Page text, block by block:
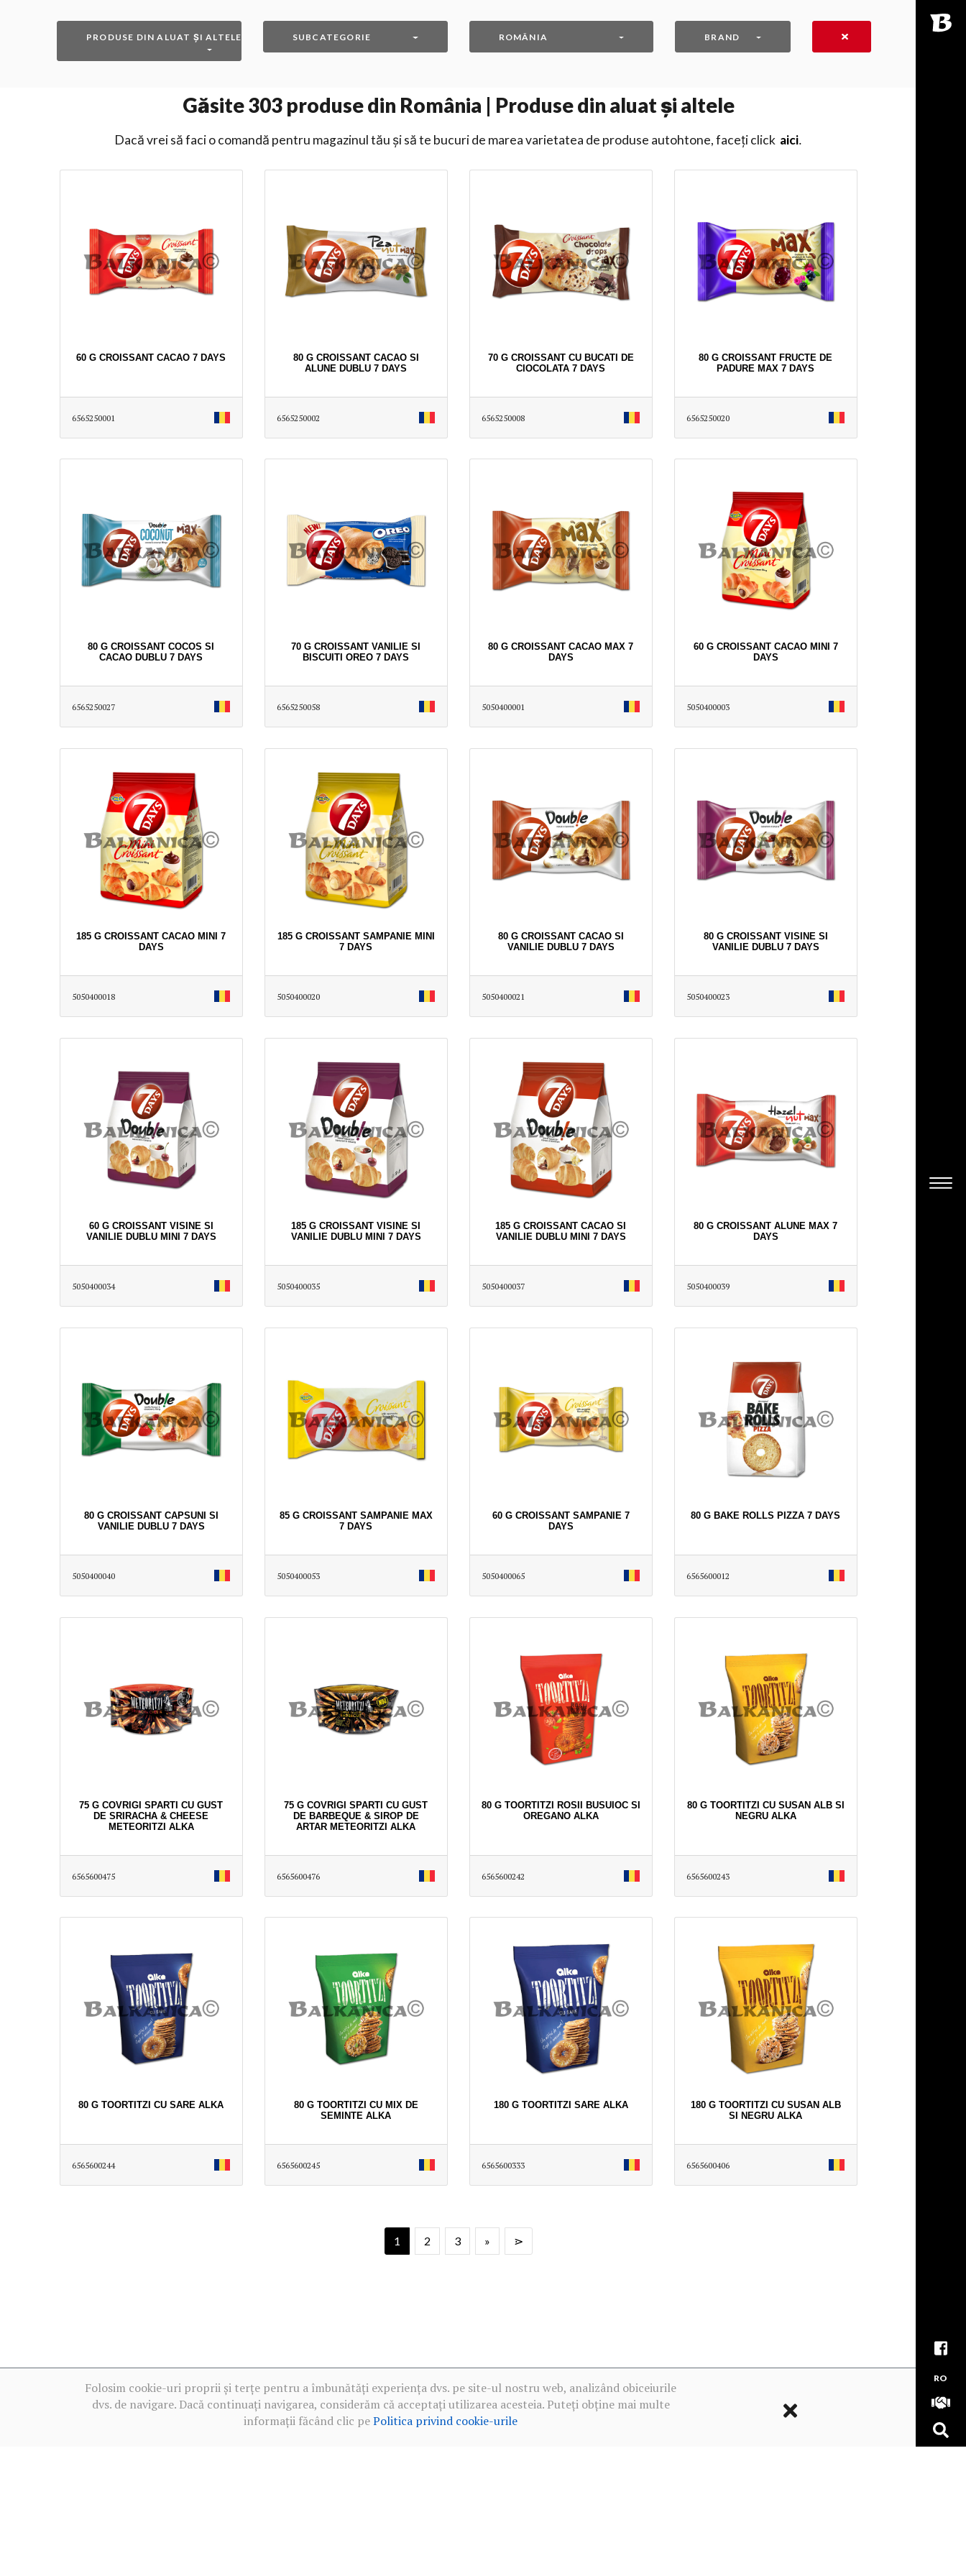
RO
PRODUSE DIN ALUAT ȘI ALTELE SUBCATEGORIE ROMÂNIA BRAND
Găsite303produse din România | Produse din aluat și altele
Dacă vrei să faci o comandă pentru magazinul tău și să te bucuri de marea varietatea de produse autohtone, faceți click aici․
60 G CROISSANT CACAO 7 DAYS
6565250001
80 G CROISSANT CACAO SI
ALUNE DUBLU 7 DAYS
6565250002
70 G CROISSANT CU BUCATI DE
CIOCOLATA 7 DAYS
6565250008
80 G CROISSANT FRUCTE DE
PADURE MAX 7 DAYS
6565250020
80 G CROISSANT COCOS SI
CACAO DUBLU 7 DAYS
6565250027
70 G CROISSANT VANILIE SI
BISCUITI OREO 7 DAYS
6565250058
80 G CROISSANT CACAO MAX 7
DAYS
5050400001
60 G CROISSANT CACAO MINI 7
DAYS
5050400003
185 G CROISSANT CACAO MINI 7
DAYS
5050400018
185 G CROISSANT SAMPANIE MINI
7 DAYS
5050400020
80 G CROISSANT CACAO SI
VANILIE DUBLU 7 DAYS
5050400021
80 G CROISSANT VISINE SI
VANILIE DUBLU 7 DAYS
5050400023
60 G CROISSANT VISINE SI
VANILIE DUBLU MINI 7 DAYS
5050400034
185 G CROISSANT VISINE SI
VANILIE DUBLU MINI 7 DAYS
5050400035
185 G CROISSANT CACAO SI
VANILIE DUBLU MINI 7 DAYS
5050400037
80 G CROISSANT ALUNE MAX 7
DAYS
5050400039
80 G CROISSANT CAPSUNI SI
VANILIE DUBLU 7 DAYS
5050400040
85 G CROISSANT SAMPANIE MAX
7 DAYS
5050400053
60 G CROISSANT SAMPANIE 7
DAYS
5050400065
80 G BAKE ROLLS PIZZA 7 DAYS
6565600012
75 G COVRIGI SPARTI CU GUST
DE SRIRACHA & CHEESE
METEORITZI ALKA
6565600475
75 G COVRIGI SPARTI CU GUST
DE BARBEQUE & SIROP DE
ARTAR METEORITZI ALKA
6565600476
80 G TOORTITZI ROSII BUSUIOC SI
OREGANO ALKA
6565600242
80 G TOORTITZI CU SUSAN ALB SI
NEGRU ALKA
6565600243
80 G TOORTITZI CU SARE ALKA
6565600244
80 G TOORTITZI CU MIX DE
SEMINTE ALKA
6565600245
180 G TOORTITZI SARE ALKA
6565600333
180 G TOORTITZI CU SUSAN ALB
SI NEGRU ALKA
6565600406
1 2 3 » ⋗
Folosim cookie-uri proprii și terțe pentru a îmbunătăți experiența dvs. pe site-ul nostru web, analizând obiceiurile
dvs. de navigare. Dacă continuați navigarea, considerăm că acceptați utilizarea acesteia. Puteți obține mai multe
informații făcând clic pePolitica privind cookie-urile